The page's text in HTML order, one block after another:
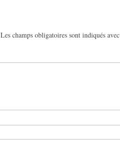
Les champs obligatoires sont indiqués avec